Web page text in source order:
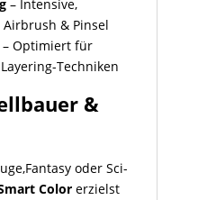
– Intensive,
& Pinsel
Optimiert für
Techniken
&
oder Sci-
Colorerzielst